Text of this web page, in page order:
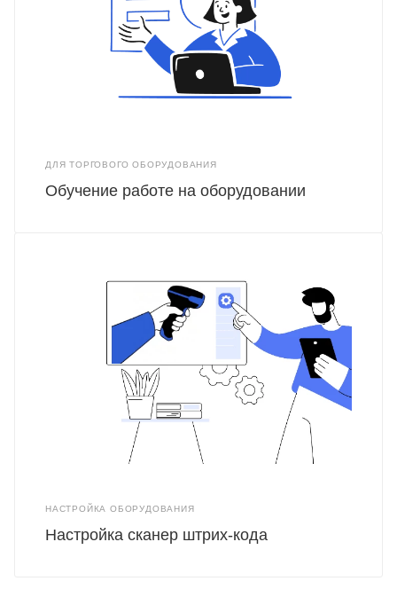
ДЛЯ ТОРГОВОГО ОБОРУДОВАНИЯ
Обучение работе на оборудовании
НАСТРОЙКА ОБОРУДОВАНИЯ
Настройка сканер штрих-кода